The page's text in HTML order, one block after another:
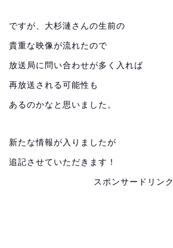
ですが、大杉漣さんの生前の
貴重な映像が流れたので
放送局に問い合わせが多く入れば
再放送される可能性も
あるのかなと思いました。
新たな情報が入りましたが
追記させていただきます！
スポンサードリンク